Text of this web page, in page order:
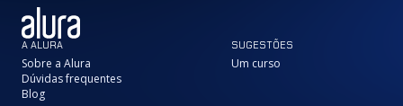
A ALURA
Sobre a Alura
Dúvidas frequentes
Blog
SUGESTÕES
Um curso